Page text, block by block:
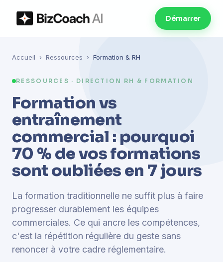
Démarrer
Accueil › Ressources › Formation & RH
RESSOURCES · DIRECTION RH & FORMATION
Formation vs
entraînement
commercial : pourquoi
70 % de vos formations
sont oubliées en 7 jours
La formation traditionnelle ne suffit plus à faire
progresser durablement les équipes
commerciales. Ce qui ancre les compétences,
c'est la répétition régulière du geste sans
renoncer à votre cadre réglementaire.